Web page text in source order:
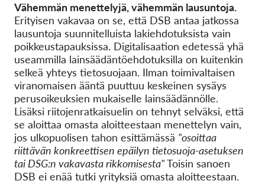
Vähemmän menettelyjä, vähemmän lausuntoja.
Erityisen vakavaa on se, että DSB antaa jatkossa
lausuntoja suunnitelluista lakiehdotuksista vain
poikkeustapauksissa. Digitalisaation edetessä yhä
useammilla lainsäädäntöehdotuksilla on kuitenkin
selkeä yhteys tietosuojaan. Ilman toimivaltaisen
viranomaisen ääntä puuttuu keskeinen sysäys
perusoikeuksien mukaiselle lainsäädännölle.
Lisäksi riitojenratkaisuelin on tehnyt selväksi, että
se aloittaa omasta aloitteestaan menettelyn vain,
jos ulkopuolisen tahon esittämässä "osoittaa
riittävän konkreettisen epäilyn tietosuoja-asetuksen
tai DSG:n vakavasta rikkomisesta"Toisin sanoen
DSB ei enää tutki yrityksiä omasta aloitteestaan.